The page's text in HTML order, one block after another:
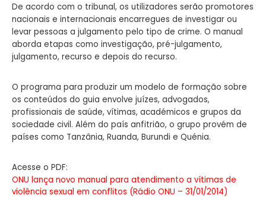
De acordo com o tribunal, os utilizadores serão promotores
nacionais e internacionais encarregues de investigar ou
levar pessoas a julgamento pelo tipo de crime. O manual
aborda etapas como investigação, pré-julgamento,
julgamento, recurso e depois do recurso.
O programa para produzir um modelo de formação sobre
os conteúdos do guia envolve juízes, advogados,
profissionais de saúde, vítimas, académicos e grupos da
sociedade civil. Além do país anfitrião, o grupo provém de
países como Tanzânia, Ruanda, Burundi e Quénia.
Acesse o PDF:
ONU lança novo manual para atendimento a vítimas de
violência sexual em conflitos (Rádio ONU – 31/01/2014)